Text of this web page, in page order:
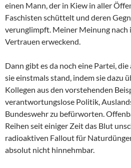
einen Mann, der in Kiew in aller
Faschisten schüttelt und deren
verunglimpft. Meiner Meinung nach
Vertrauen erweckend.
Dann gibt es da noch eine Partei,
sie einstmals stand, indem sie dazu
Kollegen aus den vorstehenden
verantwortungslose Politik,
Bundeswehr zu befürworten.
Reihen seit einiger Zeit das Blut
radioaktiven Fallout für
absolut nicht hinnehmbar.